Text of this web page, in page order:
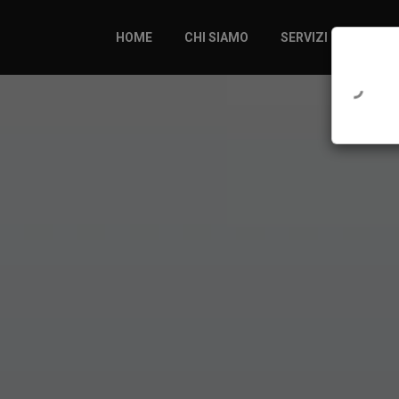
HOME CHI SIAMO SERVIZI